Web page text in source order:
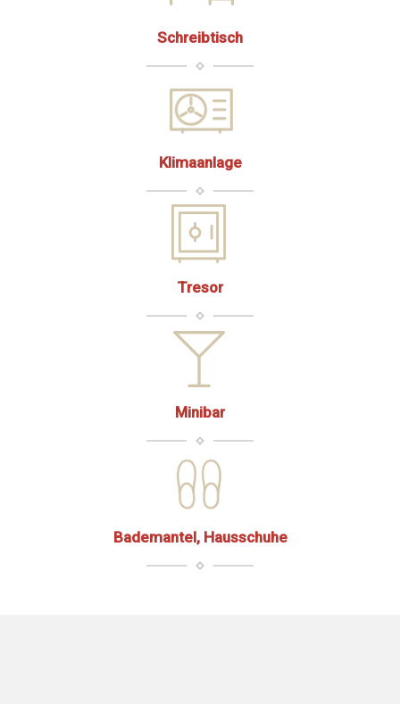
Schreibtisch
Klimaanlage
Tresor
Minibar
Bademantel, Hausschuhe